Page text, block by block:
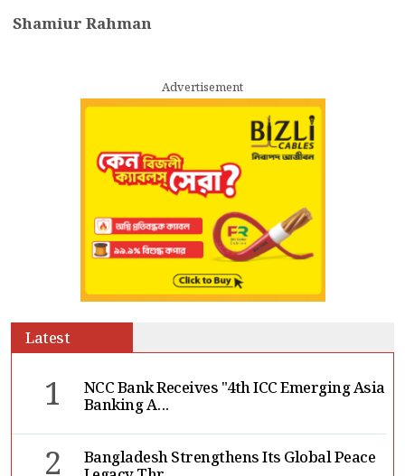
Shamiur Rahman
Advertisement
Latest
1 NCC Bank Receives "4th ICC Emerging Asia
Banking A...
2 Bangladesh Strengthens Its Global Peace